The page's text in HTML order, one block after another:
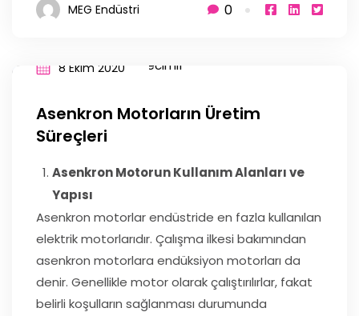
MEG Endüstri 0
8 Ekim 2020
Asenkron Motorların Üretim
Süreçleri
Asenkron Motorun Kullanım Alanları ve
Yapısı
Asenkron motorlar endüstride en fazla kullanılan
elektrik motorlarıdır. Çalışma ilkesi bakımından
asenkron motorlara endüksiyon motorları da
denir. Genellikle motor olarak çalıştırılırlar, fakat
belirli koşulların sağlanması durumunda